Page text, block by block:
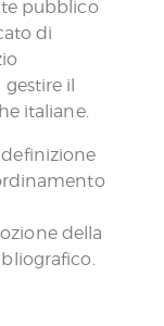
pubblico
di
il
italiane.
della